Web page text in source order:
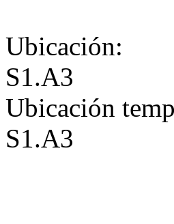
Ubicación:
S1.A3
Ubicación
S1.A3